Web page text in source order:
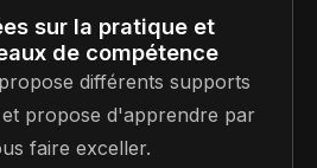
sur la pratique et
de compétence
différents supports
propose d'apprendre par
faire exceller.